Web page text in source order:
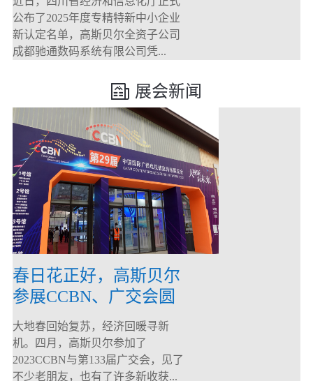
公布了2025年度专精特新中小企业
新认定名单，高斯贝尔全资子公司
成都驰通数码系统有限公司凭...
展会新闻
春日花正好，高斯贝尔
参展CCBN、广交会圆
满落幕！
大地春回始复苏，经济回暖寻新
机。四月，高斯贝尔参加了
2023CCBN与第133届广交会，见了
不少老朋友，也有了许多新收获...